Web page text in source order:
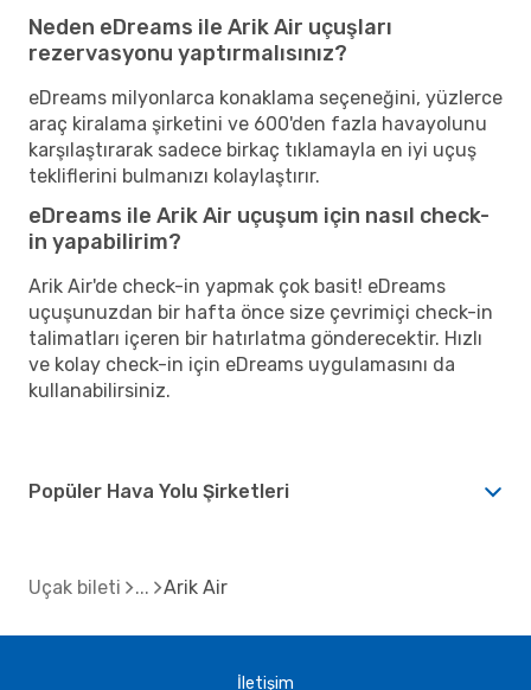
Neden eDreams ile Arik Air uçuşları
rezervasyonu yaptırmalısınız?
eDreams milyonlarca konaklama seçeneğini, yüzlerce
araç kiralama şirketini ve 600'den fazla havayolunu
karşılaştırarak sadece birkaç tıklamayla en iyi uçuş
tekliflerini bulmanızı kolaylaştırır.
eDreams ile Arik Air uçuşum için nasıl check-
in yapabilirim?
Arik Air'de check-in yapmak çok basit! eDreams
uçuşunuzdan bir hafta önce size çevrimiçi check-in
talimatları içeren bir hatırlatma gönderecektir. Hızlı
ve kolay check-in için eDreams uygulamasını da
kullanabilirsiniz.
Popüler Hava Yolu Şirketleri
Uçak bileti Arik Air
İletişim